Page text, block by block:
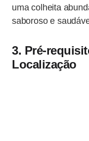
uma colheita
saboroso e
3. Pré-
Localização